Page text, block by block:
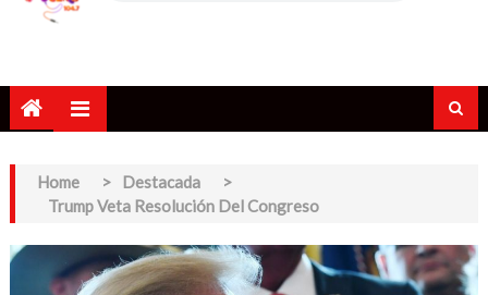
Home > Destacada
>
Trump Veta Resolución Del Congreso